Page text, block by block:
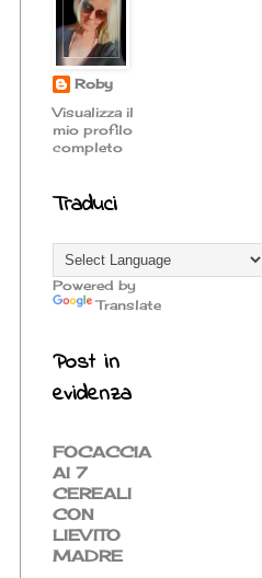
Roby
Visualizza il
mio profilo
completo
Traduci
Powered by
Translate
Post in
evidenza
FOCACCIA
AI 7
CEREALI
CON
LIEVITO
MADRE